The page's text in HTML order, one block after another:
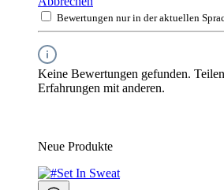
Bewertungen nur in der aktuellen
Keine Bewertungen gefunden.
Erfahrungen mit anderen.
Neue Produkte